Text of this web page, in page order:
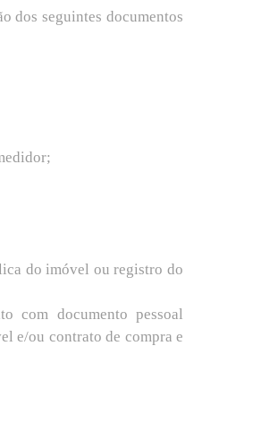
dos seguintes documentos
do imóvel ou registro do
com documento pessoal
e/ou contrato de compra e